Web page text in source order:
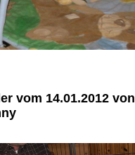
vom 14.01.2012 von